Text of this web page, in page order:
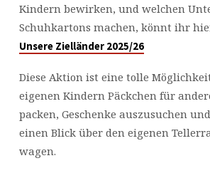
Kindern bewirken, und welchen
Schuhkartons machen, könnt ihr
Unsere Zielländer 2025/26
Diese Aktion ist eine tolle
eigenen Kindern Päckchen für
packen, Geschenke auszusuchen
einen Blick über den eigenen
wagen.